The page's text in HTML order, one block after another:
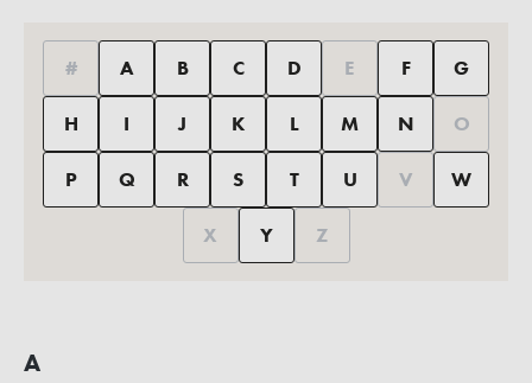
# A B C D E F G
H I J K L M N O
P Q R S T U V W
X Y Z
A